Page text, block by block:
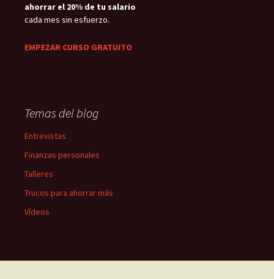
ahorrar el 20% de tu salario
cada mes sin esfuerzo.
EMPEZAR CURSO GRATUITO
Temas del blog
Entrevistas
Finanzas personales
Talleres
Trucos para ahorrar más
Vídeos